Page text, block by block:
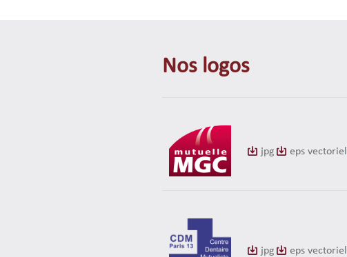
Nos logos
jpg eps vectoriel
jpg eps vectoriel